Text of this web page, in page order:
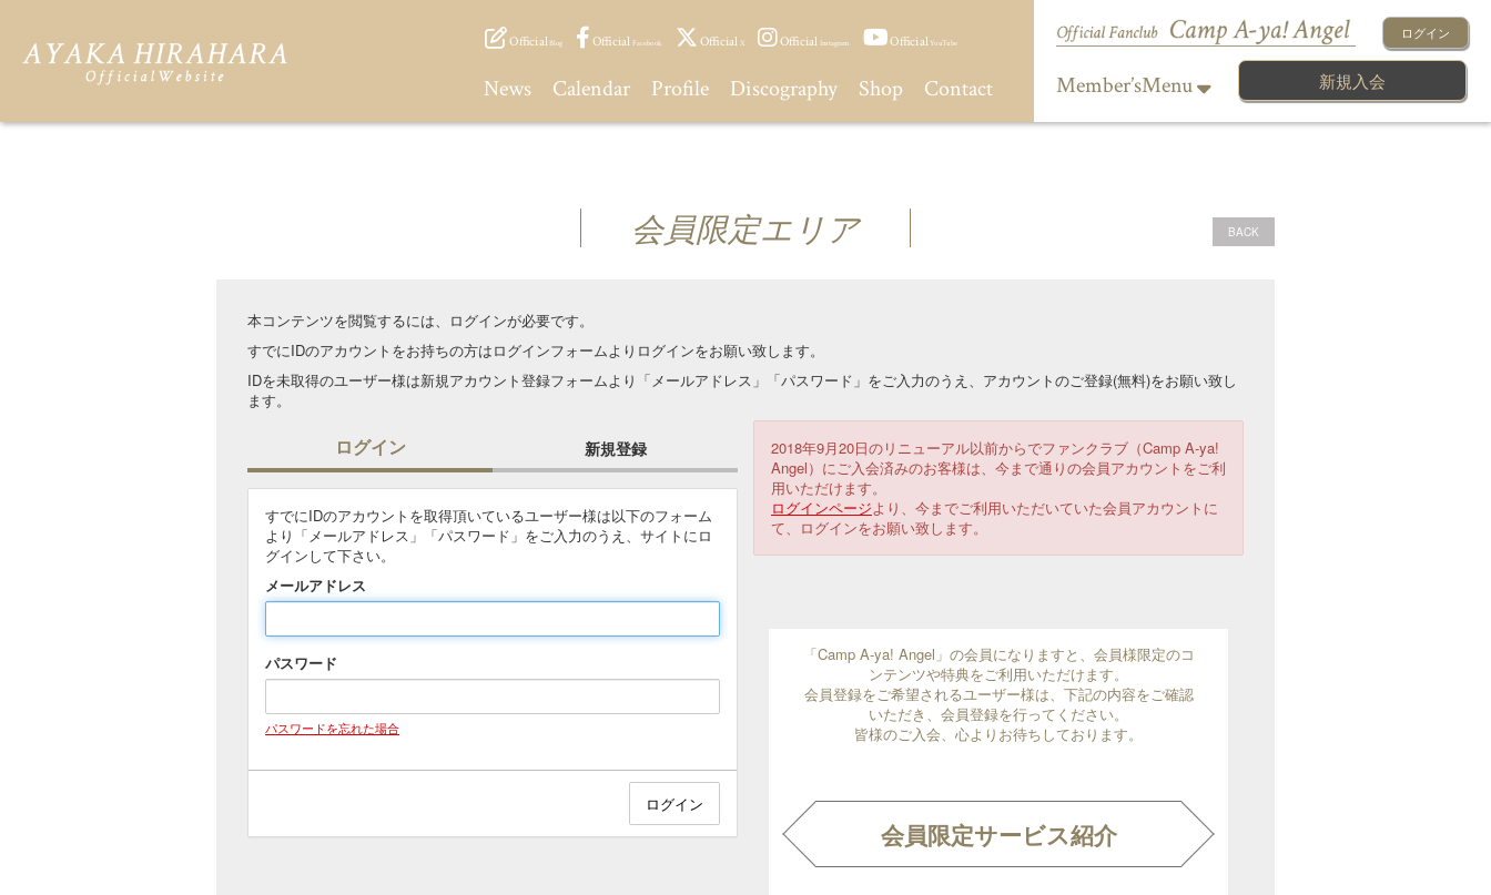
OfficialBlog Official Facebook Official X Official Instagram OfficialYouTube
News Calendar Profile Discography Shop Contact
ログイン
Member’sMenu 新規入会
会員限定エリア BACK
本コンテンツを閲覧するには、ログインが必要です。
すでにIDのアカウントをお持ちの方はログインフォームよりログインをお願い致します。
IDを未取得のユーザー様は新規アカウント登録フォームより「メールアドレス」「パスワード」をご入力のうえ、アカウントのご登録(無料)をお願い致し
ます。
ログイン 新規登録
すでにIDのアカウントを取得頂いているユーザー様は以下のフォーム
より「メールアドレス」「パスワード」をご入力のうえ、サイトにロ
グインして下さい。
メールアドレス
パスワード
パスワードを忘れた場合
2018年9月20日のリニューアル以前からでファンクラブ（Camp A-ya!
Angel）にご入会済みのお客様は、今まで通りの会員アカウントをご利
用いただけます。
ログインページより、今までご利用いただいていた会員アカウントに
て、ログインをお願い致します。
「Camp A-ya! Angel」の会員になりますと、会員様限定のコ
ンテンツや特典をご利用いただけます。
会員登録をご希望されるユーザー様は、下記の内容をご確認
いただき、会員登録を行ってください。
皆様のご入会、心よりお待ちしております。
会員限定サービス紹介